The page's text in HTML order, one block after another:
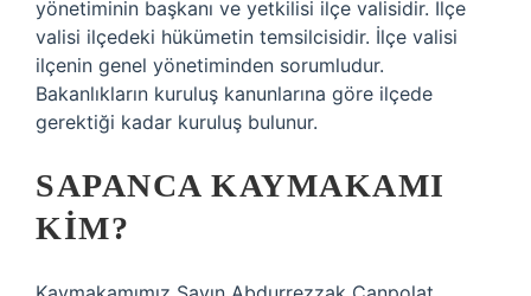
yönetiminin başkanı ve yetkilisi ilçe valisidir. İlçe
valisi ilçedeki hükümetin temsilcisidir. İlçe valisi
ilçenin genel yönetiminden sorumludur.
Bakanlıkların kuruluş kanunlarına göre ilçede
gerektiği kadar kuruluş bulunur.
SAPANCA KAYMAKAMI
KIM?